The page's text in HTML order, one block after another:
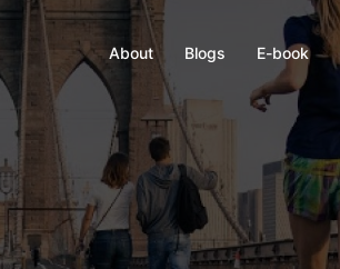
About Blogs E-book